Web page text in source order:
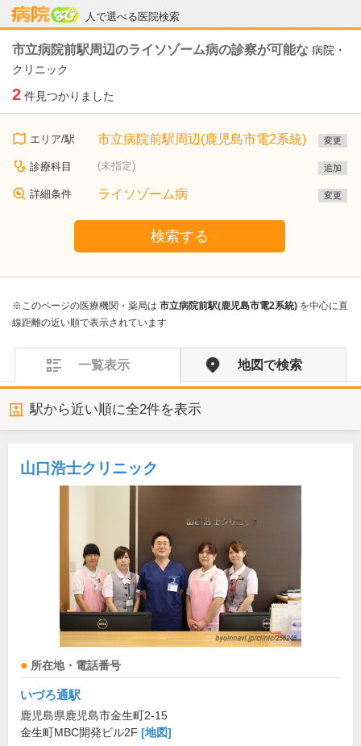
人で選べる医院検索
病院なび
市立病院前駅周辺のライソゾーム病の診察が可能な 病院・
クリニック
2 件見つかりました
エリア/駅 市立病院前駅周辺(鹿児島市電2系統) 変更
診療科目 (未指定) 追加
詳細条件 ライソゾーム病 変更
検索する
※このページの医療機関・薬局は 市立病院前駅(鹿児島市電2系統) を中心に直
線距離の近い順で表示されています
一覧表示 地図で検索
駅から近い順に全2件を表示
山口浩士クリニック
所在地・電話番号
いづろ通駅
鹿児島県鹿児島市金生町2-15
金生町MBC開発ビル2F [地図]